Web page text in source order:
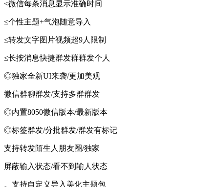
<微信每条消息显示准确时间
≤个性主题+气泡随意导入
≤转发文字图片视频超9人限制
≤长按消息快捷群发群群发个人
◎独家全新UI来袭/更加美观
微信群聊群发/支持多群群发
◎内置8050微信版本/最新版本
◎标签群发/分批群发/群发有标记
支持转发陌生人朋友圈/独家
屏蔽输入状态/看不到输人状态
。支持自定义导入美化主题包